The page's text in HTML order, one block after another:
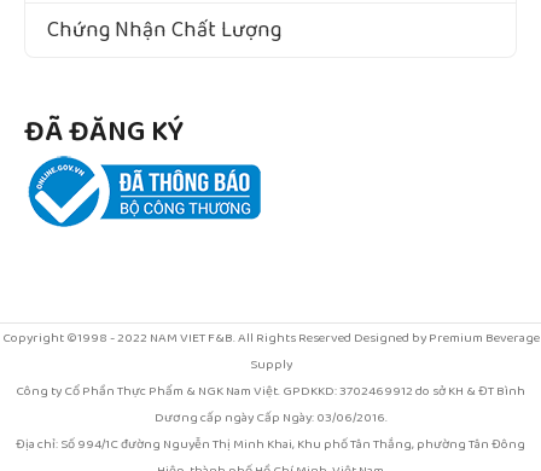
Chứng Nhận Chất Lượng
ĐÃ ĐĂNG KÝ
Copyright ©1998 - 2022 NAM VIET F&B. All Rights Reserved Designed by Premium Beverage
Supply
Công ty Cổ Phần Thực Phẩm & NGK Nam Việt. GPDKKD: 3702469912 do sở KH & ĐT Bình
Dương cấp ngày Cấp Ngày: 03/06/2016.
Địa chỉ: Số 994/1C đường Nguyễn Thị Minh Khai, Khu phố Tân Thắng, phường Tân Đông